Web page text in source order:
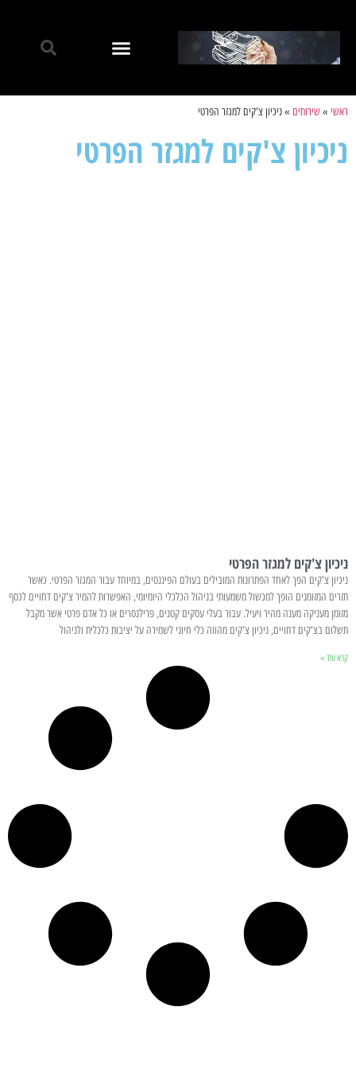
ראשי »שירותים »ניכיון צ'קים למגזר הפרטי
ניכיון צ'קים למגזר הפרטי
ניכיון צ'קים למגזר הפרטי
ניכיון צ'קים הפך לאחד הפתרונות המובילים בעולם הפיננסים, במיוחד עבור המגזר הפרטי. כאשר
תזרים המזומנים הופך למכשול משמעותי בניהול הכלכלי היומיומי, האפשרות להמיר צ'קים דחויים לכסף
מזומן מעניקה מענה מהיר ויעיל. עבור בעלי עסקים קטנים, פרילנסרים או כל אדם פרטי אשר מקבל
תשלום בצ'קים דחויים, ניכיון צ'קים מהווה כלי חיוני לשמירה על יציבות כלכלית ולניהול
קרא עוד »